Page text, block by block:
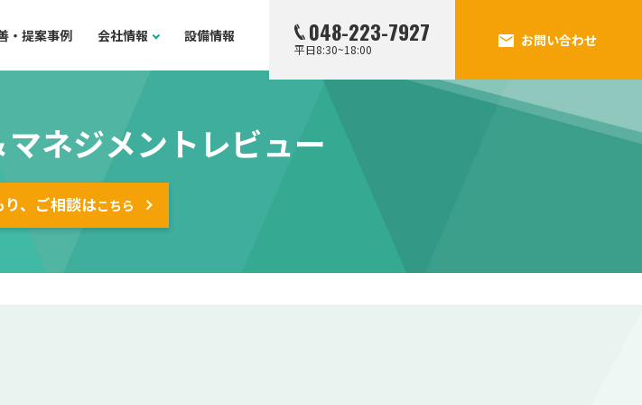
・提案事例 会社情報 設備情報 048-223-7927
平日8:30~18:00
お問い合わせ
ネジメントレビュー
り、ご相談はこちら